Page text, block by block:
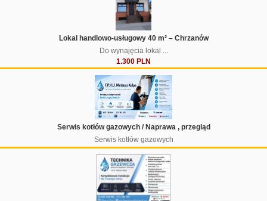
Lokal handlowo-usługowy 40 m² – Chrzanów
Do wynajęcia lokal ...
1.300 PLN
Serwis kotłów gazowych / Naprawa , przegląd
Serwis kotłów gazowych